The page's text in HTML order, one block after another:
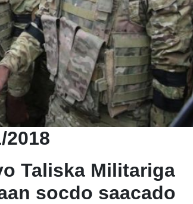
Taliska Militariga
socdo saacado